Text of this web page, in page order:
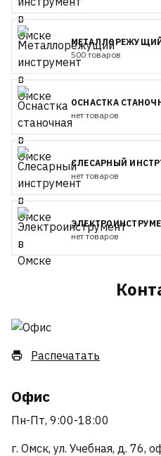
500 товаров
ОСНАСТКА
нет товаров
СЛЕСАРНЫЙ
нет товаров
нет товаров
Распечатать
Офис
Пн-Пт, 9:00-18:00
г. Омск, ул. Учебная, д. 76,